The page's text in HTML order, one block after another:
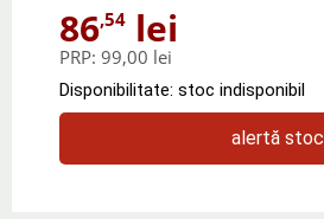
86,54 lei
PRP: 99,00 lei
Disponibilitate: stoc indisponibil
alertă stoc